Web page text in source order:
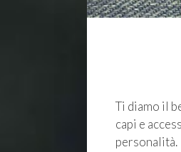
Ti diamo il
capi e
personalità.